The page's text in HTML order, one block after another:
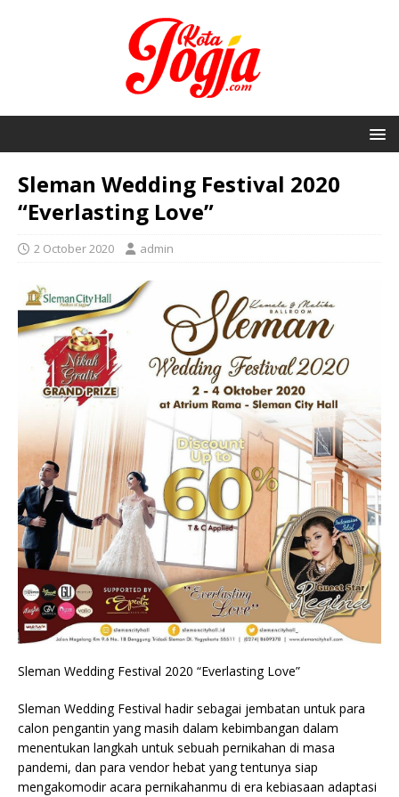
Sleman Wedding Festival 2020
“Everlasting Love”
2 October 2020 admin
Sleman Wedding Festival 2020 “Everlasting Love”
Sleman Wedding Festival hadir sebagai jembatan untuk para
calon pengantin yang masih dalam kebimbangan dalam
menentukan langkah untuk sebuah pernikahan di masa
pandemi, dan para vendor hebat yang tentunya siap
mengakomodir acara pernikahanmu di era kebiasaan adaptasi